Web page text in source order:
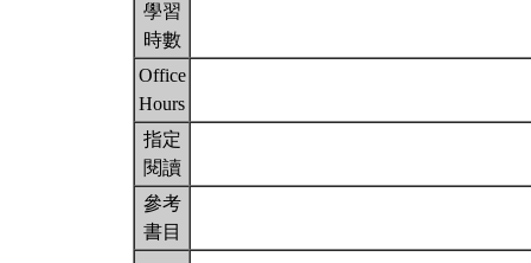
學習
時數
Office
Hours
指定
閱讀
參考
書目